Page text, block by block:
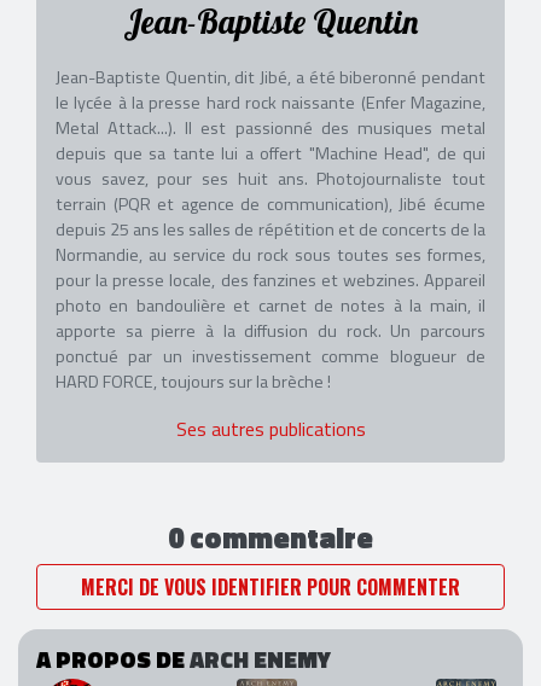
Jean-Baptiste Quentin
Jean-Baptiste Quentin, dit Jibé, a été biberonné pendant
le lycée à la presse hard rock naissante (Enfer Magazine,
Metal Attack...). Il est passionné des musiques metal
depuis que sa tante lui a offert "Machine Head", de qui
vous savez, pour ses huit ans. Photojournaliste tout
terrain (PQR et agence de communication), Jibé écume
depuis 25 ans les salles de répétition et de concerts de la
Normandie, au service du rock sous toutes ses formes,
pour la presse locale, des fanzines et webzines. Appareil
photo en bandoulière et carnet de notes à la main, il
apporte sa pierre à la diffusion du rock. Un parcours
ponctué par un investissement comme blogueur de
HARD FORCE, toujours sur la brèche !
Ses autres publications
0 commentaire
MERCI DE VOUS IDENTIFIER POUR COMMENTER
A PROPOS DEARCH ENEMY